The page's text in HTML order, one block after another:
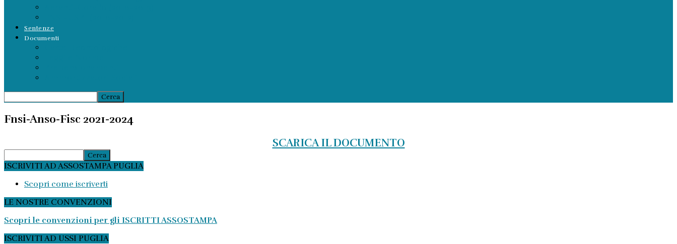
Sentenze
Documenti
Fnsi-Anso-Fisc 2021-2024
SCARICA IL DOCUMENTO
ISCRIVITI AD ASSOSTAMPA PUGLIA
Scopri come iscriverti
LE NOSTRE CONVENZIONI
Scopri le convenzioni per gli ISCRITTI ASSOSTAMPA
ISCRIVITI AD USSI PUGLIA